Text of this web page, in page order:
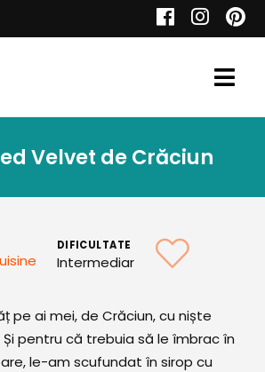
Velvet de Crăciun
DIFICULTATE
Intermediar
pe ai mei, de Crăciun, cu niște
pentru că trebuia să le îmbrac în
le-am scufundat în sirop cu